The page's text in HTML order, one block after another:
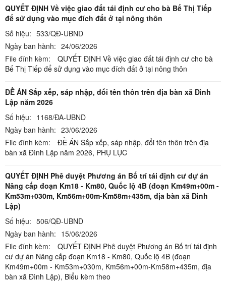
QUYẾT ĐỊNH Về việc giao đất tái định cư cho bà Bế Thị Tiếp
để sử dụng vào mục đích đất ở tại nông thôn
Số hiệu: 533/QĐ-UBND
Ngày ban hành: 24/06/2026
File đính kèm:
QUYẾT ĐỊNH Về việc giao đất tái định cư cho bà
Bế Thị Tiếp để sử dụng vào mục đích đất ở tại nông thôn
ĐỀ ÁN Sắp xếp, sáp nhập, đổi tên thôn trên địa bàn xã Đình
Lập năm 2026
Số hiệu: 1168/ĐA-UBND
Ngày ban hành: 23/06/2026
File đính kèm:
ĐỀ ÁN Sắp xếp, sáp nhập, đổi tên thôn trên địa
bàn xã Đình Lập năm 2026, PHỤ LỤC
QUYẾT ĐỊNH Phê duyệt Phương án Bố trí tái định cư dự án
Nâng cấp đoạn Km18 - Km80, Quốc lộ 4B (đoạn Km49m+00m -
Km53m+030m, Km56m+00m-Km58m+435m, địa bàn xã Đình
Lập)
Số hiệu: 506/QĐ-UBND
Ngày ban hành: 15/06/2026
File đính kèm:
QUYẾT ĐỊNH Phê duyệt Phương án Bố trí tái định
cư dự án Nâng cấp đoạn Km18 - Km80, Quốc lộ 4B (đoạn
Km49m+00m - Km53m+030m, Km56m+00m-Km58m+435m, địa
bàn xã Đình Lập), Biểu kèm theo